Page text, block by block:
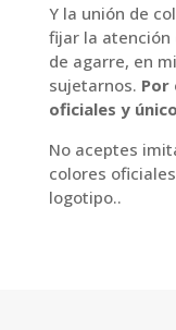
Y la unión de
fijar la atención
de agarre, en
sujetarnos. Por
oficiales y
No aceptes
colores
logotipo..